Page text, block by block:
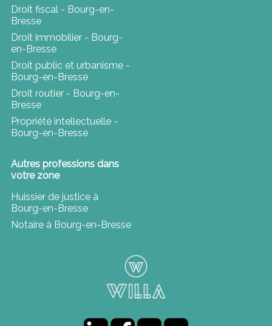
Droit fiscal - Bourg-en-
Bresse
Droit immobilier - Bourg-
en-Bresse
Droit public et urbanisme -
Bourg-en-Bresse
Droit routier - Bourg-en-
Bresse
Propriété intellectuelle -
Bourg-en-Bresse
Autres professions dans
votre zone
Huissier de justice à
Bourg-en-Bresse
Notaire à Bourg-en-Bresse